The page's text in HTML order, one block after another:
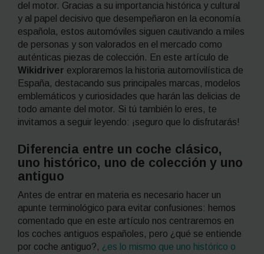
del motor. Gracias a su importancia histórica y cultural
y al papel decisivo que desempeñaron en la economía
española, estos automóviles siguen cautivando a miles
de personas y son valorados en el mercado como
auténticas piezas de colección. En este artículo de
Wikidriver exploraremos la historia automovilística de
España, destacando sus principales marcas, modelos
emblemáticos y curiosidades que harán las delicias de
todo amante del motor. Si tú también lo eres, te
invitamos a seguir leyendo: ¡seguro que lo disfrutarás!
Diferencia entre un coche clásico,
uno histórico, uno de colección y uno
antiguo
Antes de entrar en materia es necesario hacer un
apunte terminológico para evitar confusiones: hemos
comentado que en este artículo nos centraremos en
los coches antiguos españoles, pero ¿qué se entiende
por coche antiguo?, ¿es lo mismo que uno histórico o